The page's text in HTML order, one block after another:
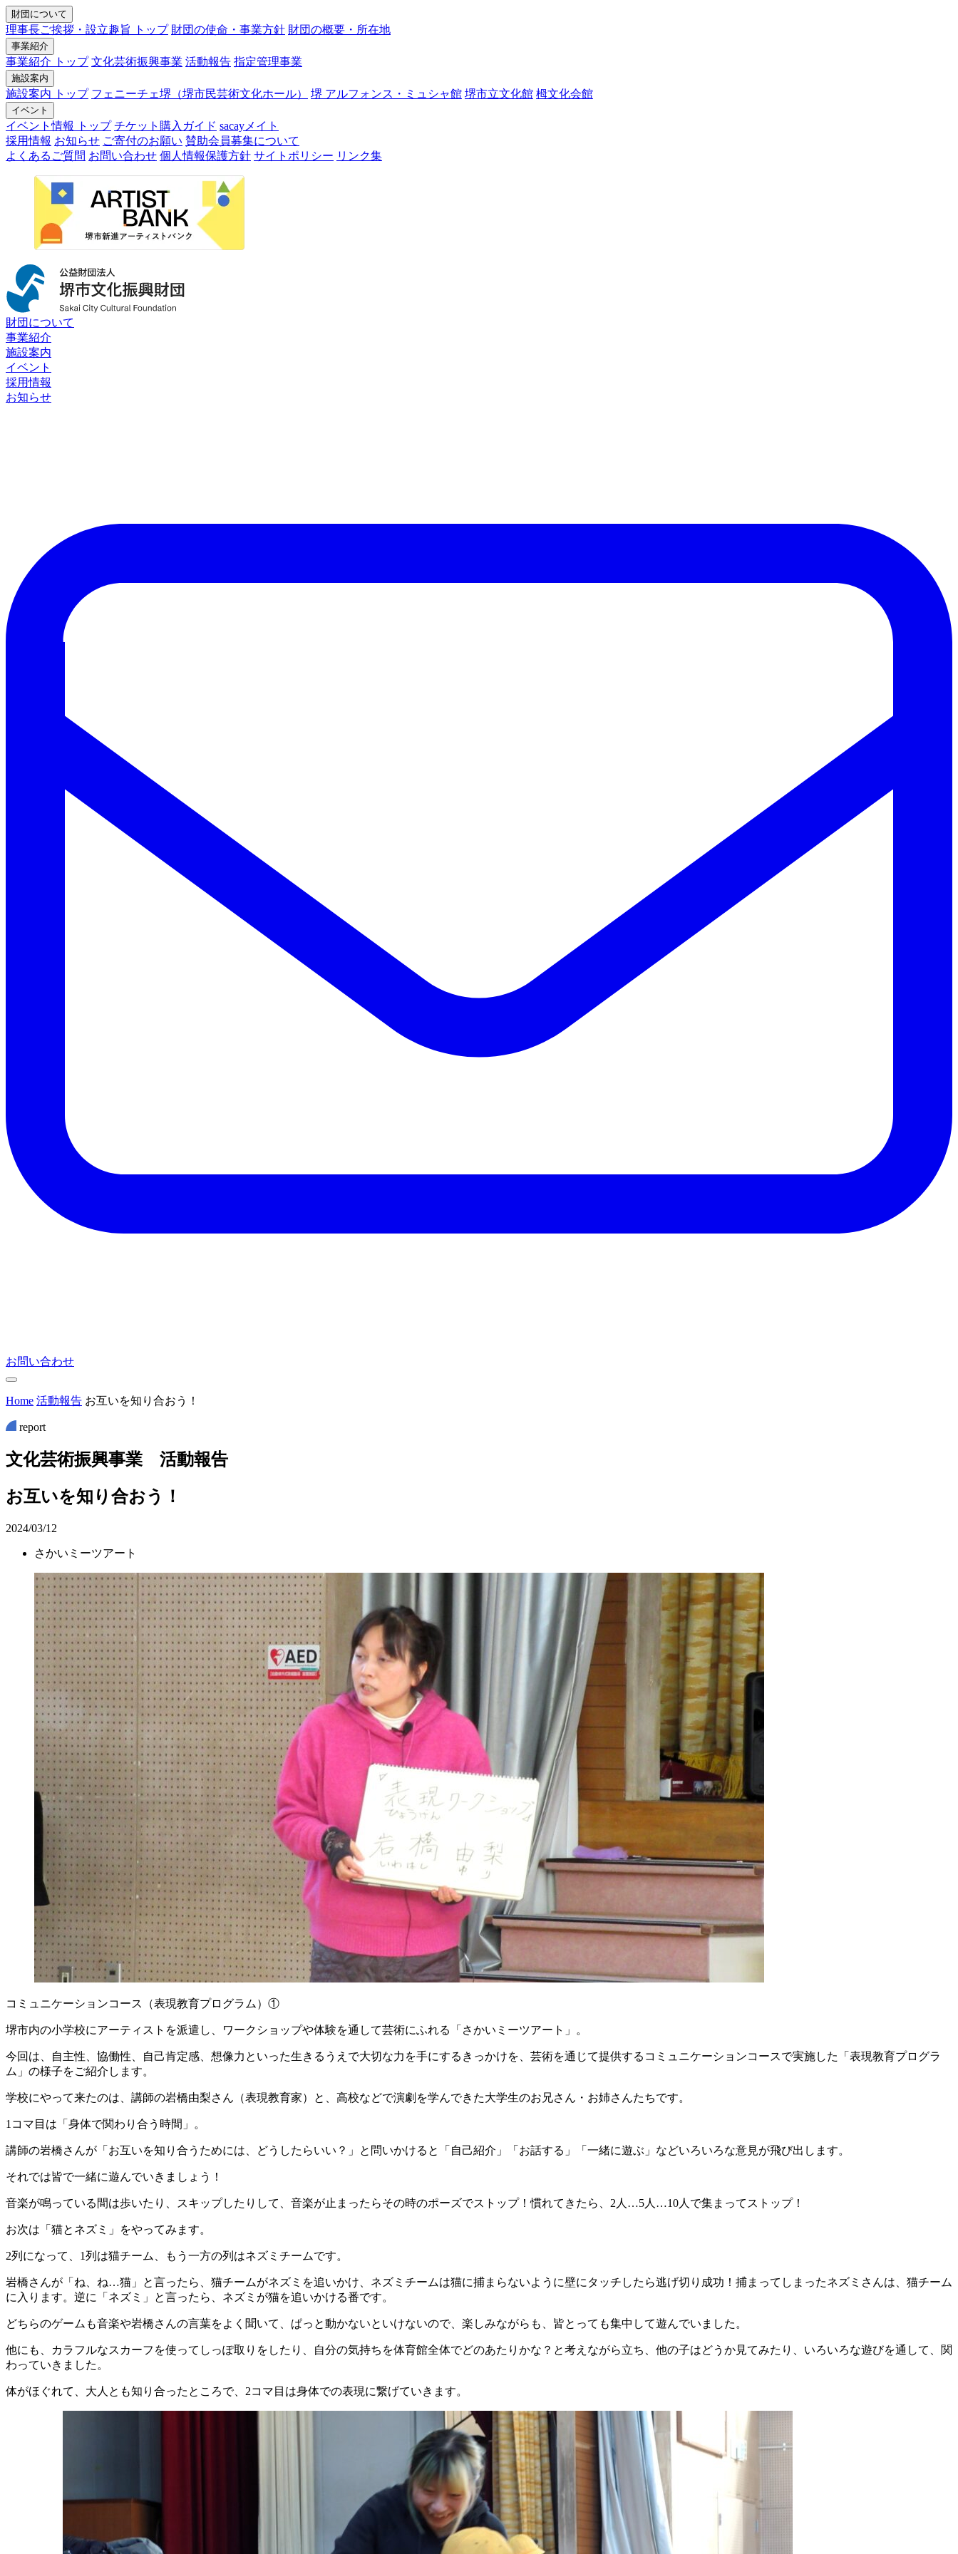
財団について
理事長ご挨拶・設立趣旨 トップ 財団の使命・事業方針 財団の概要・所在地
事業紹介
事業紹介 トップ 文化芸術振興事業 活動報告 指定管理事業
施設案内
施設案内 トップ フェニーチェ堺（堺市民芸術文化ホール） 堺 アルフォンス・ミュシャ館 堺市立文化館 栂文化会館
イベント
イベント情報 トップ チケット購入ガイド sacayメイト
採用情報 お知らせ ご寄付のお願い 賛助会員募集について
よくあるご質問 お問い合わせ 個人情報保護方針 サイトポリシー リンク集
財団について
事業紹介
施設案内
イベント
採用情報
お知らせ
お問い合わせ
Home 活動報告 お互いを知り合おう！
report
文化芸術振興事業 活動報告
お互いを知り合おう！
2024/03/12
さかいミーツアート
コミュニケーションコース（表現教育プログラム）①
堺市内の小学校にアーティストを派遣し、ワークショップや体験を通して芸術にふれる「さかいミーツアート」。
今回は、自主性、協働性、自己肯定感、想像力といった生きるうえで大切な力を手にするきっかけを、芸術を通じて提供するコミュニケーションコースで実施した「表現教育プログラ
ム」の様子をご紹介します。
学校にやって来たのは、講師の岩橋由梨さん（表現教育家）と、高校などで演劇を学んできた大学生のお兄さん・お姉さんたちです。
1コマ目は「身体で関わり合う時間」。
講師の岩橋さんが「お互いを知り合うためには、どうしたらいい？」と問いかけると「自己紹介」「お話する」「一緒に遊ぶ」などいろいろな意見が飛び出します。
それでは皆で一緒に遊んでいきましょう！
音楽が鳴っている間は歩いたり、スキップしたりして、音楽が止まったらその時のポーズでストップ！慣れてきたら、2人…5人…10人で集まってストップ！
お次は「猫とネズミ」をやってみます。
2列になって、1列は猫チーム、もう一方の列はネズミチームです。
岩橋さんが「ね、ね…猫」と言ったら、猫チームがネズミを追いかけ、ネズミチームは猫に捕まらないように壁にタッチしたら逃げ切り成功！捕まってしまったネズミさんは、猫チーム
に入ります。逆に「ネズミ」と言ったら、ネズミが猫を追いかける番です。
どちらのゲームも音楽や岩橋さんの言葉をよく聞いて、ぱっと動かないといけないので、楽しみながらも、皆とっても集中して遊んでいました。
他にも、カラフルなスカーフを使ってしっぽ取りをしたり、自分の気持ちを体育館全体でどのあたりかな？と考えながら立ち、他の子はどうか見てみたり、いろいろな遊びを通して、関
わっていきました。
体がほぐれて、大人とも知り合ったところで、2コマ目は身体での表現に繋げていきます。